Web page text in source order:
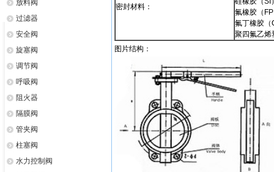
放料阀
过滤器
安全阀
旋塞阀
调节阀
呼吸阀
阻火器
隔膜阀
管夹阀
柱塞阀
水力控制阀
密封材料：
氟橡胶（
氟丁橡胶
聚四氟乙
图片结构 ：